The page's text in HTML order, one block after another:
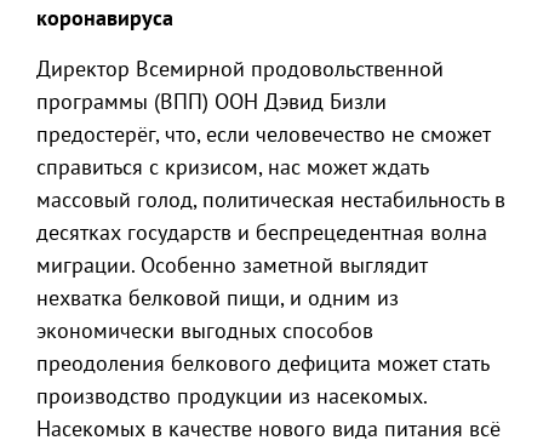
коронавируса
Директор Всемирной продовольственной
программы (ВПП) ООН Дэвид Бизли
предостерёг, что, если человечество не сможет
справиться с кризисом, нас может ждать
массовый голод, политическая нестабильность в
десятках государств и беспрецедентная волна
миграции. Особенно заметной выглядит
нехватка белковой пищи, и одним из
экономически выгодных способов
преодоления белкового дефицита может стать
производство продукции из насекомых.
Насекомых в качестве нового вида питания всё